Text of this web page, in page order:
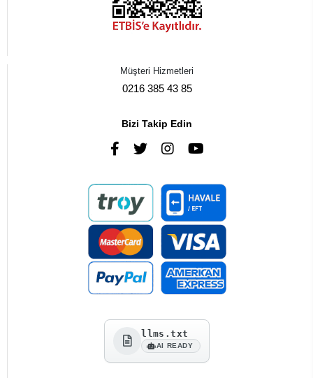
Müşteri Hizmetleri
0216 385 43 85
Bizi Takip Edin
llms.txt
AI READY